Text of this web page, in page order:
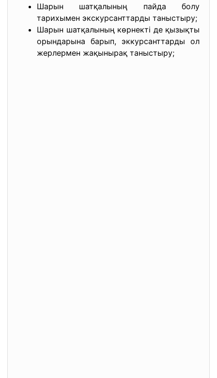
Шарын шатқалының пайда болу
тарихымен экскурсанттарды таныстыру;
Шарын шатқалының көрнекті де қызықты
орындарына барып, эккурсанттарды ол
жерлермен жақынырақ таныстыру;